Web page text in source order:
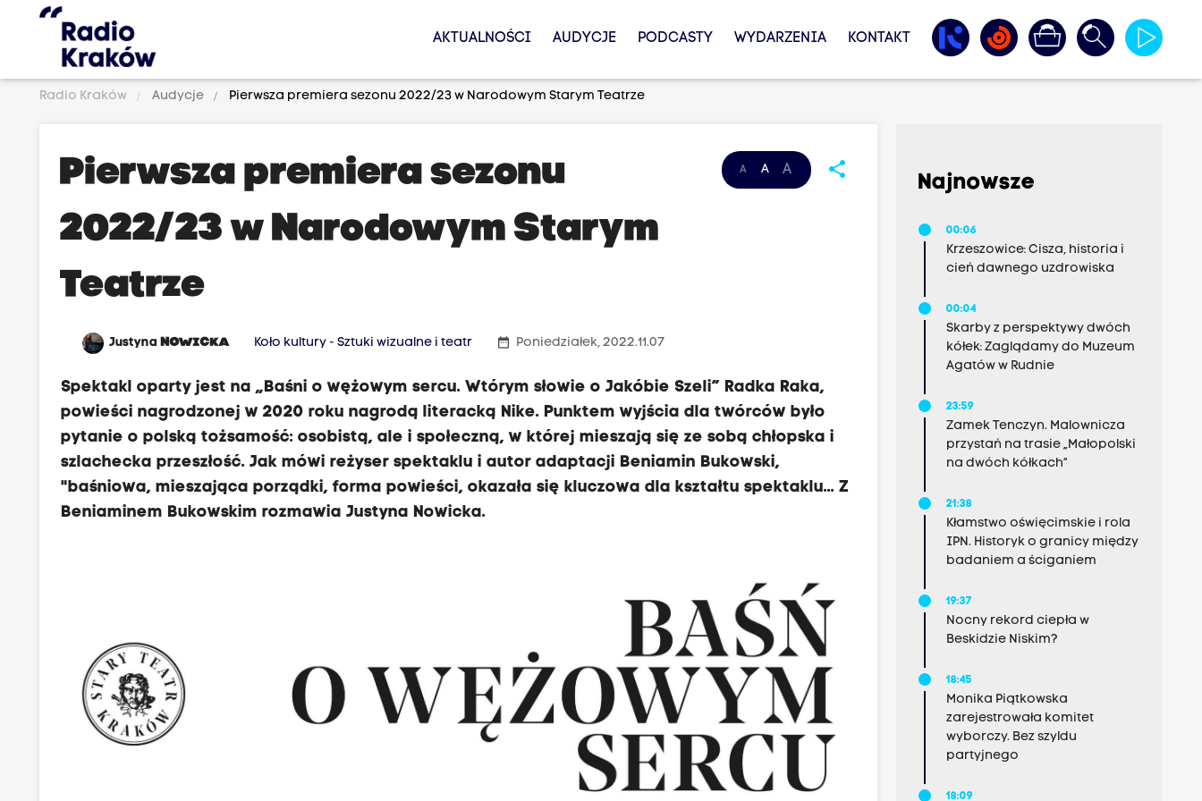
AKTUALNOŚCI AUDYCJE PODCASTY WYDARZENIA KONTAKT
Radio Kraków Audycje Pierwsza premiera sezonu 2022/23 w Narodowym Starym Teatrze
A A A share
Pierwsza premiera sezonu
2022/23 w Narodowym Starym
Teatrze
JustynaNOWICKA Koło kultury - Sztuki wizualne i teatr date_range Poniedziałek, 2022.11.07
Spektakl oparty jest na „Baśni o wężowym sercu. Wtórym słowie o Jakóbie Szeli” Radka Raka,
powieści nagrodzonej w 2020 roku nagrodą literacką Nike. Punktem wyjścia dla twórców było
pytanie o polską tożsamość: osobistą, ale i społeczną, w której mieszają się ze sobą chłopska i
szlachecka przeszłość. Jak mówi reżyser spektaklu i autor adaptacji Beniamin Bukowski,
"baśniowa, mieszająca porządki, forma powieści, okazała się kluczowa dla kształtu spektaklu... Z
Beniaminem Bukowskim rozmawia Justyna Nowicka.
Najnowsze
00:06
Krzeszowice: Cisza, historia i
cień dawnego uzdrowiska
00:04
Skarby z perspektywy dwóch
kółek: Zaglądamy do Muzeum
Agatów w Rudnie
23:59
Zamek Tenczyn. Malownicza
przystań na trasie „Małopolski
na dwóch kółkach”
21:38
Kłamstwo oświęcimskie i rola
IPN. Historyk o granicy między
badaniem a ściganiem
19:37
Nocny rekord ciepła w
Beskidzie Niskim?
18:45
Monika Piątkowska
zarejestrowała komitet
wyborczy. Bez szyldu
partyjnego
18:09